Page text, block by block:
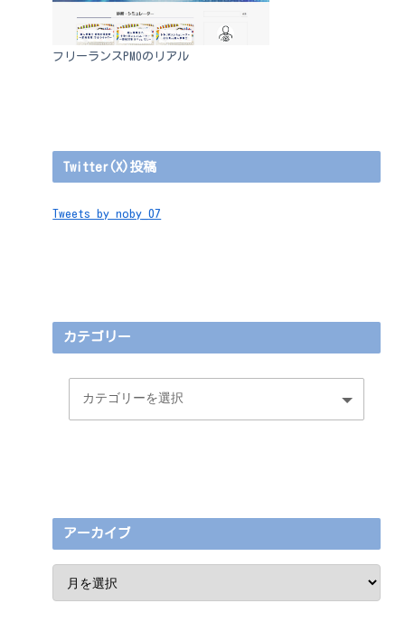
フリーランスPMOのリアル
Twitter(X)投稿
Tweets by noby_07
カテゴリー
アーカイブ